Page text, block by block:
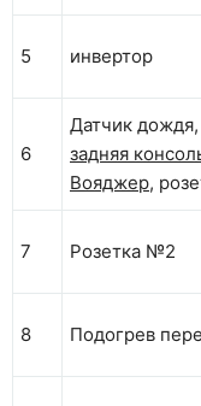
5 инвертор
6
Датчик дождя,
задняя
Вояджер,
7 Розетка №2
8 Подогрев